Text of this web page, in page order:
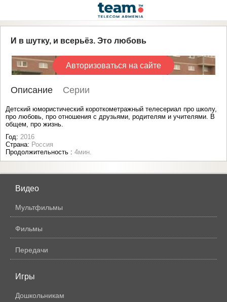
И в шутку, и всерьёз. Это любовь
Авторизоваться на сайте
Описание Серии
Детский юмористический короткометражный телесериал про школу,
про любовь, про отношения с друзьями, родителям и учителями. В
общем, про жизнь.
Год: 2016
Страна: Россия
Продолжительность : 4мин.
Видео
Мультфильмы
Фильмы
Передачи
Игры
Дошкольникам